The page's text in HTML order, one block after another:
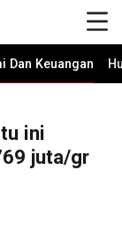
Dan Keuangan
ini
juta/gr